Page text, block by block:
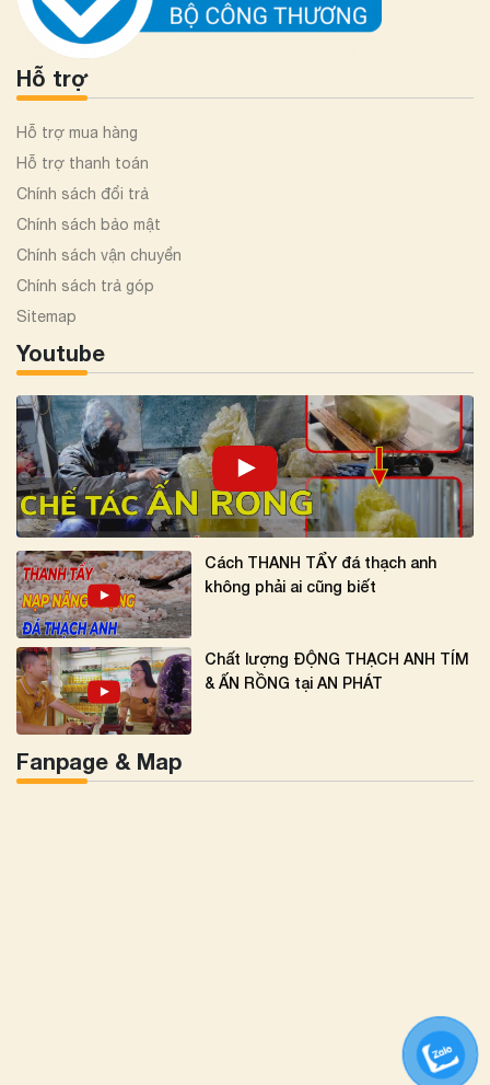
Hỗ trợ
Hỗ trợ mua hàng
Hỗ trợ thanh toán
Chính sách đổi trả
Chính sách bảo mật
Chính sách vận chuyển
Chính sách trả góp
Sitemap
Youtube
Cách THANH TẨY đá thạch anh
không phải ai cũng biết
Chất lượng ĐỘNG THẠCH ANH TÍM
& ẤN RỒNG tại AN PHÁT
Fanpage & Map